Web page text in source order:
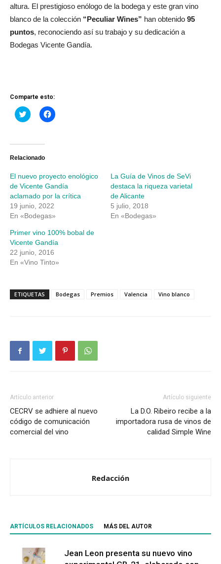
altura. El prestigioso enólogo de la bodega y este gran vino
blanco de la colección “Peculiar Wines” han obtenido 95
puntos, reconociendo así su trabajo y su dedicación a
Bodegas Vicente Gandía.
Comparte esto:
Haz
clic
Twitter
abre
ventana
nueva)
Haz
clic
ventana
nueva)
Relacionado
El nuevo proyecto enológico
de Vicente Gandía
aclamado por la crítica
19 junio, 2022
En «Bodegas»
La Guía de Vinos de SeVi
destaca la riqueza varietal
de Alicante
5 julio, 2018
En «Bodegas»
Primer vino 100% bobal de
Vicente Gandía
22 junio, 2016
En «Vino Tinto»
ETIQUETAS Bodegas Premios Valencia Vino blanco
Artículo anterior
CECRV se adhiere al nuevo
código de comunicación
comercial del vino
Artículo siguiente
La D.O. Ribeiro recibe a la
importadora rusa de vinos de
calidad Simple Wine
Redacción
ARTÍCULOS RELACIONADOS MÁS DEL AUTOR
Jean Leon presenta su nuevo vino